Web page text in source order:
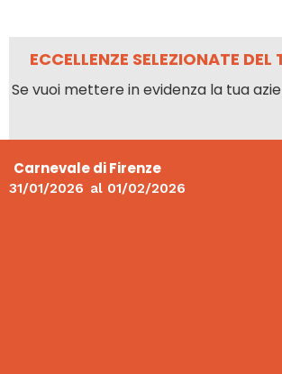
ECCELLENZE SELEZIONATE DEL
Se vuoi mettere in evidenza la tua
Carnevale di Firenze
31/01/2026 al 01/02/2026